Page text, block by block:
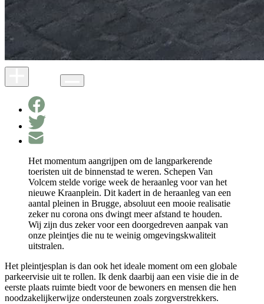
Het momentum aangrijpen om de langparkerende
toeristen uit de binnenstad te weren. Schepen Van
Volcem stelde vorige week de heraanleg voor van het
nieuwe Kraanplein. Dit kadert in de heraanleg van een
aantal pleinen in Brugge, absoluut een mooie realisatie
zeker nu corona ons dwingt meer afstand te houden.
Wij zijn dus zeker voor een doorgedreven aanpak van
onze pleintjes die nu te weinig omgevingskwaliteit
uitstralen.
Het pleintjesplan is dan ook het ideale moment om een globale
parkeervisie uit te rollen. Ik denk daarbij aan een visie die in de
eerste plaats ruimte biedt voor de bewoners en mensen die hen
noodzakelijkerwijze ondersteunen zoals zorgverstrekkers.